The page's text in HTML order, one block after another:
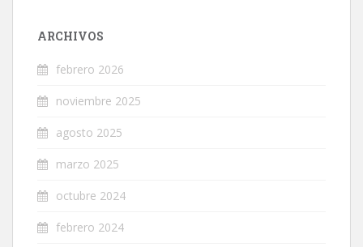
ARCHIVOS
febrero 2026
noviembre 2025
agosto 2025
marzo 2025
octubre 2024
febrero 2024